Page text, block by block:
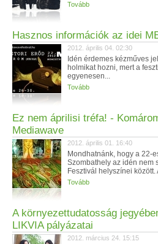
Tovább
Hasznos információk az idei
2012. április 04. 02:30
Idén érdemes kézműves
holmikat hozni, mert a
egyenesen...
Tovább
Ez nem áprilisi tréfa! -
Mediawave
2012. április 01. 16:40
Mondhatnánk, hogy a 22-
Szombathely az idén nem
Fesztivál helyszínei között.
Tovább
A környezettudatosság
LIKVIA pályázatai
2012. március 24. 15:15